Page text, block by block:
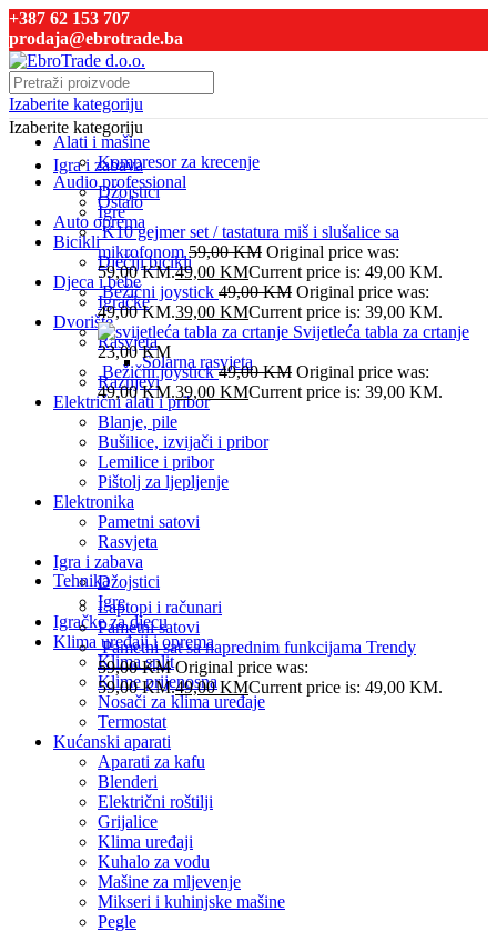
+387 62 153 707
prodaja@ebrotrade.ba
Izaberite kategoriju
Alati i mašine
Kompresor za krecenje
Audio professional
Ostalo
Auto oprema
Bicikli
Dječiji bicikli
Djeca i bebe
Igračke
Dvorište
Rasvjeta
Solarna rasvjeta
Raznjevi
Električni alati i pribor
Blanje, pile
Bušilice, izvijači i pribor
Lemilice i pribor
Pištolj za ljepljenje
Elektronika
Pametni satovi
Rasvjeta
Igra i zabava
Džojstici
Igre
Igračke za djecu
Klima uređaji i oprema
Klima split
Klime prijenosna
Nosači za klima uređaje
Termostat
Kućanski aparati
Aparati za kafu
Blenderi
Električni roštilji
Grijalice
Klima uređaji
Kuhalo za vodu
Mašine za mljevenje
Mikseri i kuhinjske mašine
Pegle
Izaberite kategoriju
Igra i zabava
Džojstici
Igre
K10 gejmer set / tastatura miš i slušalice sa
mikrofonom59,00KM Original price was:
59,00 KM.49,00 KMCurrent price is: 49,00 KM.
Bežični joystick 49,00KM Original price was:
49,00 KM.39,00 KMCurrent price is: 39,00 KM.
Svijetleća tabla za crtanje
23,00KM
Bežični joystick49,00KM Original price was:
49,00 KM.39,00 KMCurrent price is: 39,00 KM.
Tehnika
Laptopi i računari
Pametni satovi
Pametni sat sa naprednim funkcijama Trendy
59,00KM Original price was:
59,00 KM.49,00KMCurrent price is: 49,00 KM.